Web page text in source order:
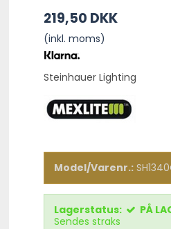
219,50 DKK
(inkl. moms)
Steinhauer Lighting
Model/Varenr.:
Lagerstatus:
PÅ
Sendes straks